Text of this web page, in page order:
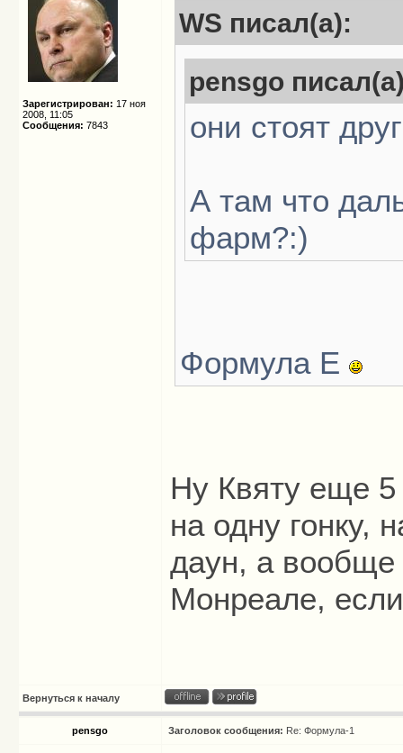
Зарегистрирован: 17 ноя
2008, 11:05
Сообщения: 7843
WS писал(а):
pensgo
они стоят
А там что
фарм?:)
Формула Е
Ну Квяту еще
на одну гонку,
даун, а вообще
Монреале,
Вернуться к началу
pensgo Заголовок сообщения: Re: Формула-1